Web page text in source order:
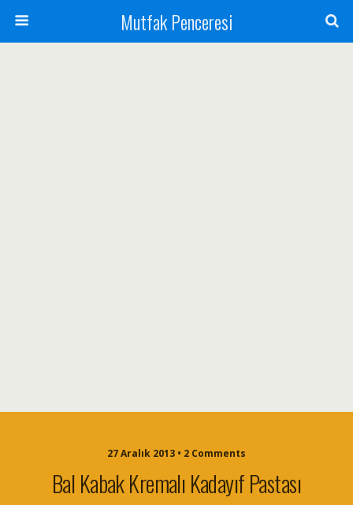
Mutfak Penceresi
27 Aralık 2013 • 2 Comments
Bal Kabak Kremalı Kadayıf Pastası